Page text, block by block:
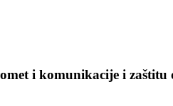
i komunikacije i zaštitu